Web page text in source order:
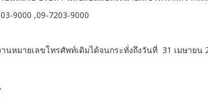
9000 ,09-7203-9000
นหมายเลขโทรศัพท์เดิมได้จนกระทั่งถึงวันที่ 31 เมษายน